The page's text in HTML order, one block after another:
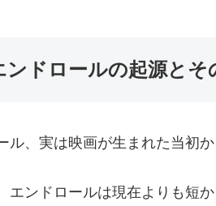
ンドロールの起源とそ
ル、実は映画が生まれた当初か
エンドロールは現在よりも短か